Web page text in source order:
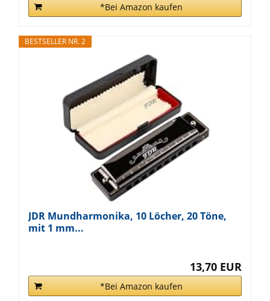
*Bei Amazon kaufen
BESTSELLER NR. 2
JDR Mundharmonika, 10 Löcher, 20 Töne,
mit 1 mm...
13,70 EUR
*Bei Amazon kaufen